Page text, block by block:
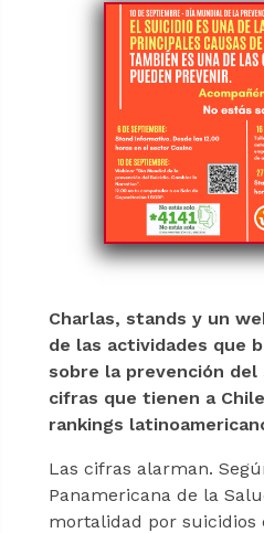
Charlas, stands y un
de las actividades que
sobre la prevención
cifras que tienen a
rankings
Las cifras alarman.
Panamericana de la
mortalidad por suicidios